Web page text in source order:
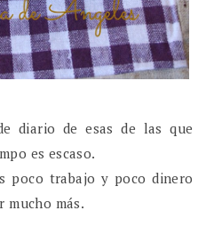
diario de esas de las que
es escaso.
poco trabajo y poco dinero
mucho más.